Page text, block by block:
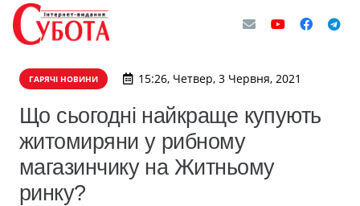
ГАРЯЧІ НОВИНИ 15:26, Четвер, 3 Червня, 2021
Що сьогодні найкраще купують
житомиряни у рибному
магазинчику на Житньому
ринку?